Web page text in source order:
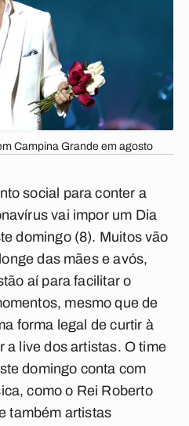
Campina Grande em agosto
social para conter a
vai impor um Dia
domingo (8). Muitos vão
das mães e avós,
aí para facilitar o
mesmo que de
forma legal de curtir à
a live dos artistas. O time
domingo conta com
como o Rei Roberto
também artistas